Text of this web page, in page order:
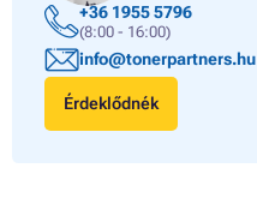
+36 1955 5796
(8:00 - 16:00)
info@tonerpartners.hu
Érdeklődnék